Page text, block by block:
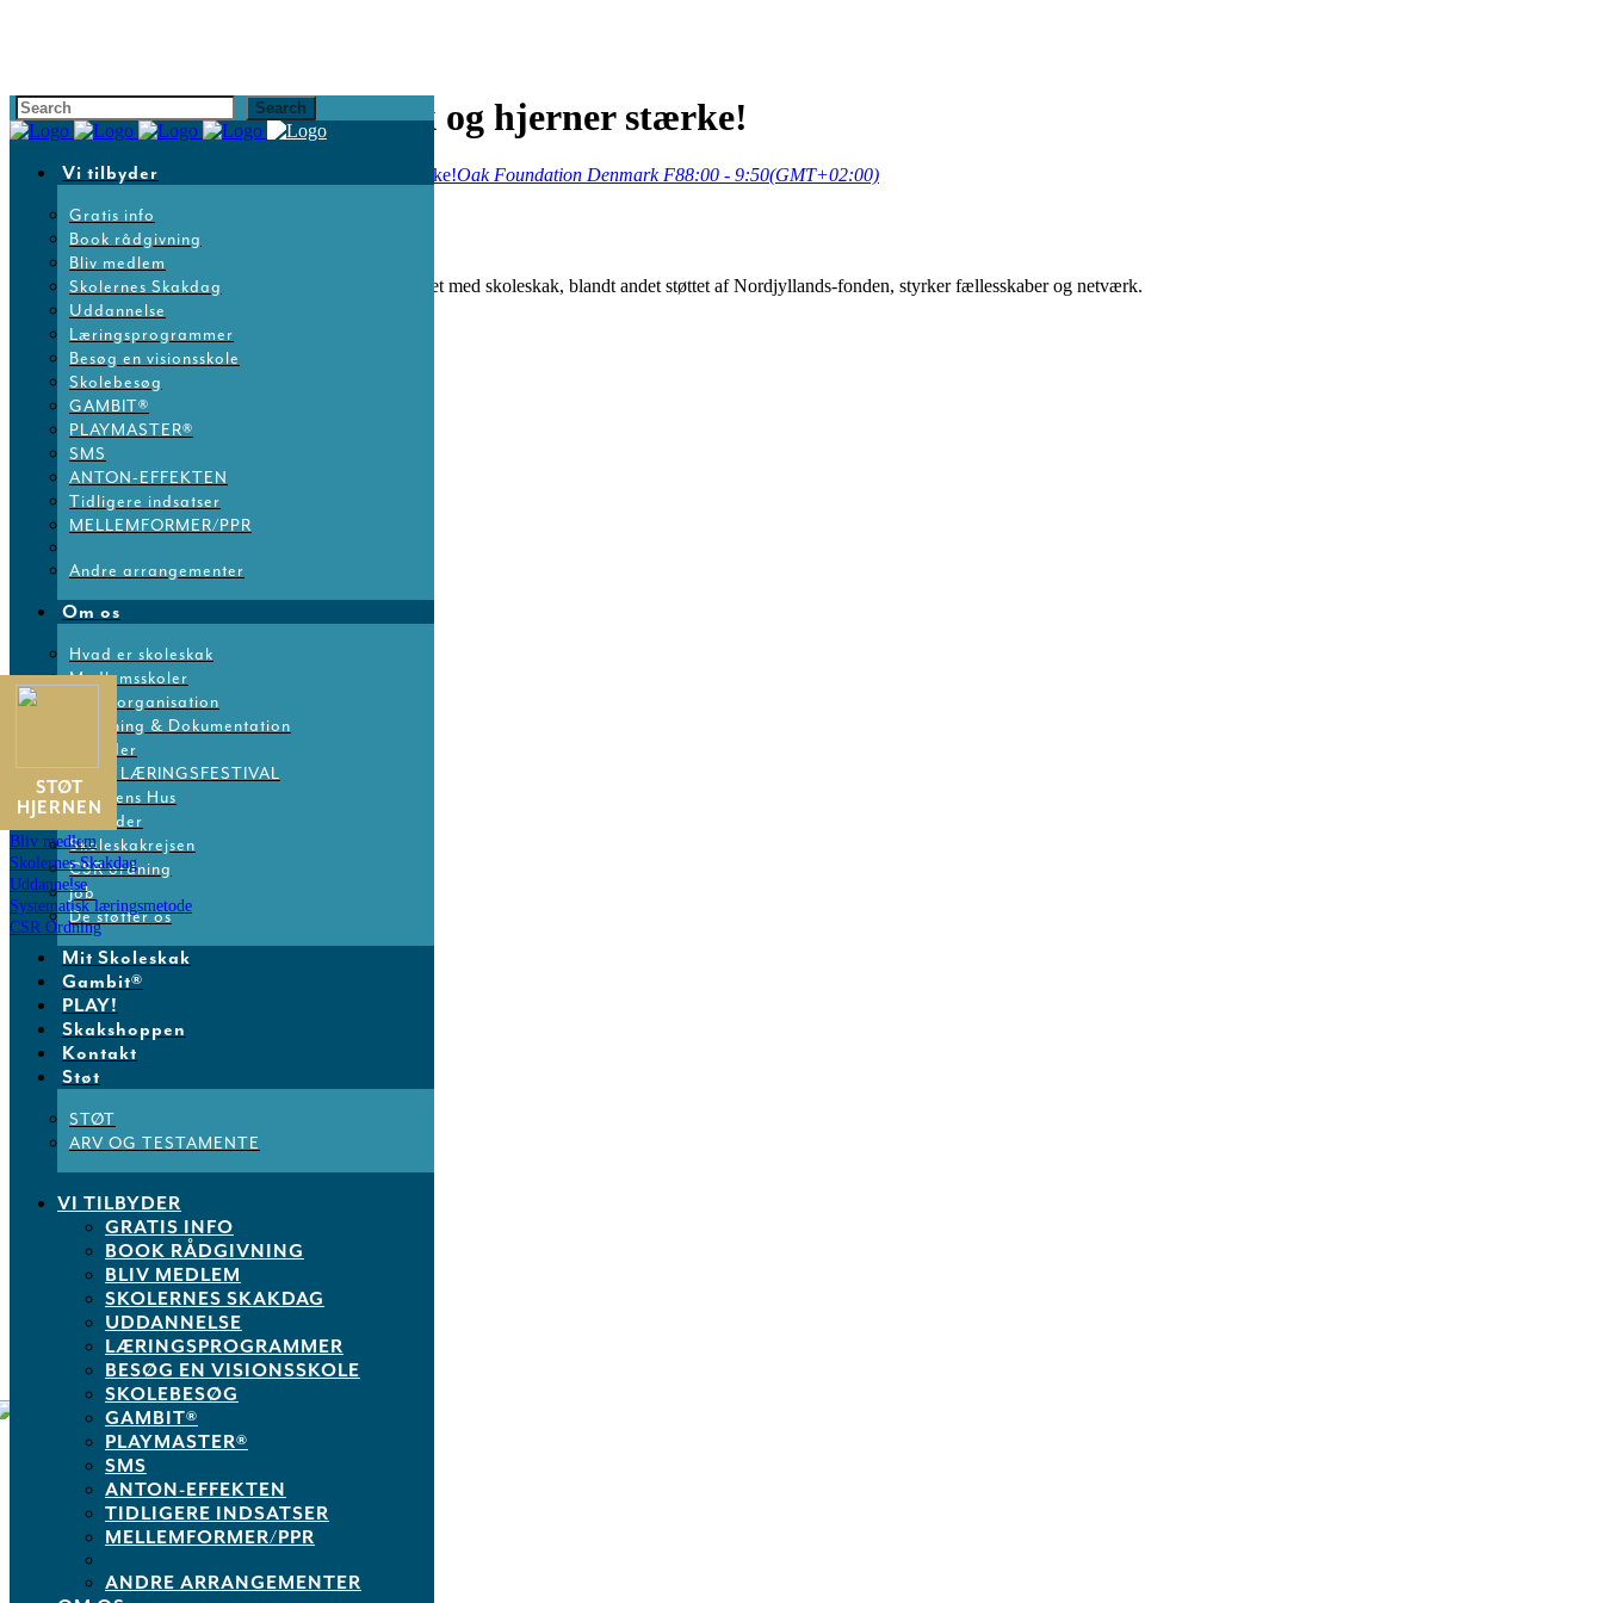
STØT
HJERNEN
Vi tilbyder
Gratis info
Book rådgivning
Bliv medlem
Skolernes Skakdag
Uddannelse
Læringsprogrammer
Besøg en visionsskole
Skolebesøg
GAMBIT®
PLAYMASTER®
SMS
ANTON-EFFEKTEN
Tidligere indsatser
MELLEMFORMER/PPR
Andre arrangementer
Om os
Hvad er skoleskak
Medlemsskoler
Landsorganisation
Forskning & Dokumentation
Nyheder
DM & LÆRINGSFESTIVAL
Skakkens Hus
Kalender
Skoleskakrejsen
CSR ordning
Job
De støtter os
Mit Skoleskak
Gambit®
PLAY!
Skakshoppen
Kontakt
Støt
STØT
ARV OG TESTAMENTE
VI TILBYDER
GRATIS INFO
BOOK RÅDGIVNING
BLIV MEDLEM
SKOLERNES SKAKDAG
UDDANNELSE
LÆRINGSPROGRAMMER
BESØG EN VISIONSSKOLE
SKOLEBESØG
GAMBIT®
PLAYMASTER®
SMS
ANTON-EFFEKTEN
TIDLIGERE INDSATSER
MELLEMFORMER/PPR
ANDRE ARRANGEMENTER
Folkemødet: Spil netværk og hjerner stærke!
jun 8:009:50Folkemødet: Spil netværk og hjerner stærke!Oak Foundation Denmark F88:00 - 9:50(GMT+02:00)
Detaljer
Få bræt og brikker i hænderne og opdag hvordan arbejdet med skoleskak, blandt andet støttet af Nordjyllands-fonden, styrker fællesskaber og netværk.
Kalender
GoogleCal
Tidspunkt
13. juni 2026 8:00-9:50
Lokation
Oak Foundation Denmark F8
No Comments
Sorry, the comment form is closed at this time.
Book samtale
Bestil info
Bliv medlem
Skolernes Skakdag
Uddannelse
Systematisk læringsmetode
CSR Ordning
Skakshoppen.dk
Mit.skoleskak.dk
Skakskolen.dk
Privatlivspolitik
Dansk Skoleskak
1307 København K
info@skoleskak.dk
+45 3049 0580
CVR.: 76843716
Konto: 0400 1081718471
Nyhedsbrev